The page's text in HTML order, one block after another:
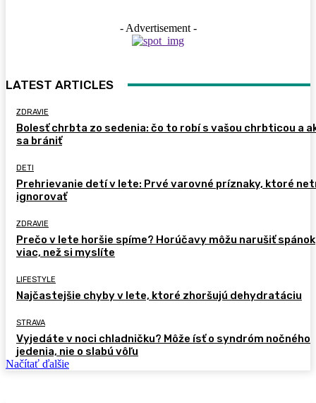
- Advertisement -
LATEST ARTICLES
ZDRAVIE
Bolesť chrbta zo sedenia: čo to robí s vašou chrbticou a
sa brániť
DETI
Prehrievanie detí v lete: Prvé varovné príznaky, ktoré
ignorovať
ZDRAVIE
Prečo v lete horšie spíme? Horúčavy môžu narušiť spánok
viac, než si myslíte
LIFESTYLE
Najčastejšie chyby v lete, ktoré zhoršujú dehydratáciu
STRAVA
Vyjedáte v noci chladničku? Môže ísť o syndróm nočného
jedenia, nie o slabú vôľu
Načítať ďalšie